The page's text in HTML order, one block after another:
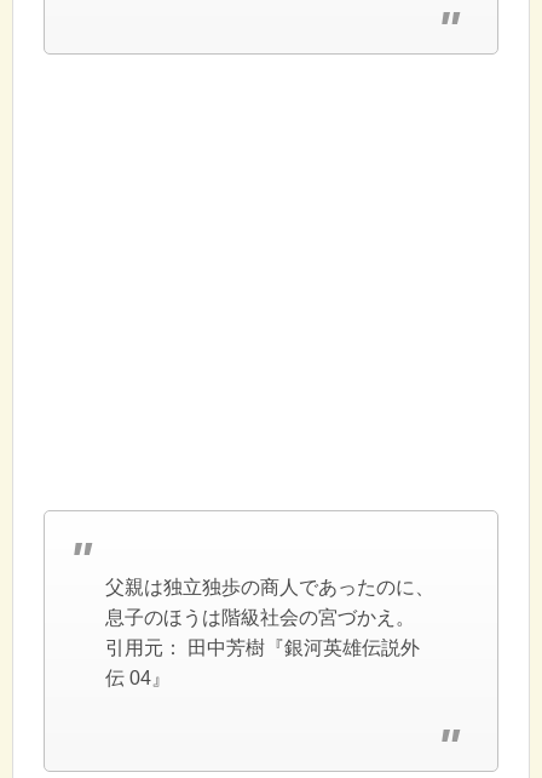
父親は独立独歩の商人であったのに、
息子のほうは階級社会の宮づかえ。
引用元：
田中芳樹『銀河英雄伝説外
伝 04』